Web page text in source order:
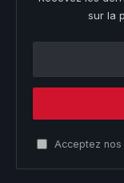
sur la
Acceptez